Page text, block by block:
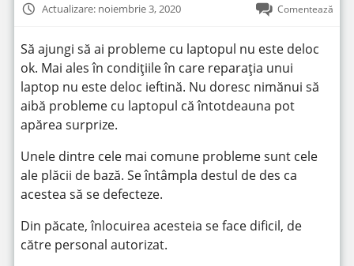
Actualizare: noiembrie 3, 2020 Comentează
Să ajungi să ai probleme cu laptopul nu este deloc
ok. Mai ales în condițiile în care reparația unui
laptop nu este deloc ieftină. Nu doresc nimănui să
aibă probleme cu laptopul că întotdeauna pot
apărea surprize.
Unele dintre cele mai comune probleme sunt cele
ale plăcii de bază. Se întâmpla destul de des ca
acestea să se defecteze.
Din păcate, înlocuirea acesteia se face dificil, de
către personal autorizat.